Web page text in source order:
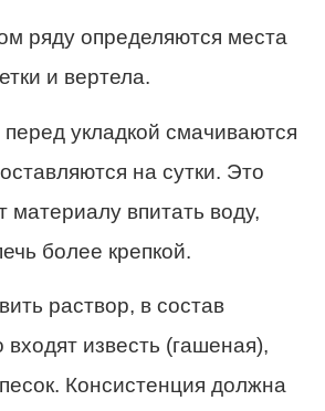
ряду определяются места
и вертела.
укладкой смачиваются
на сутки. Это
материалу впитать воду,
более крепкой.
раствор, в состав
входят известь (гашеная),
Консистенция должна